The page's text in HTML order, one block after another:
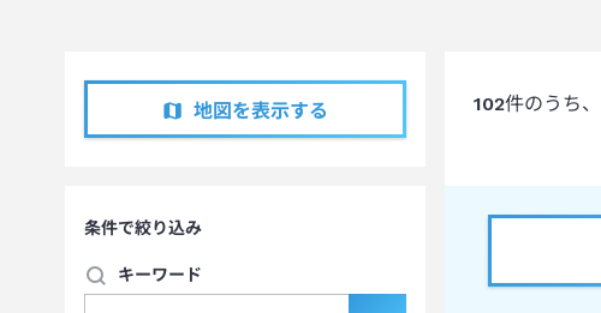
地図を表示する
条件で絞り込み
キーワード
102件のうち、